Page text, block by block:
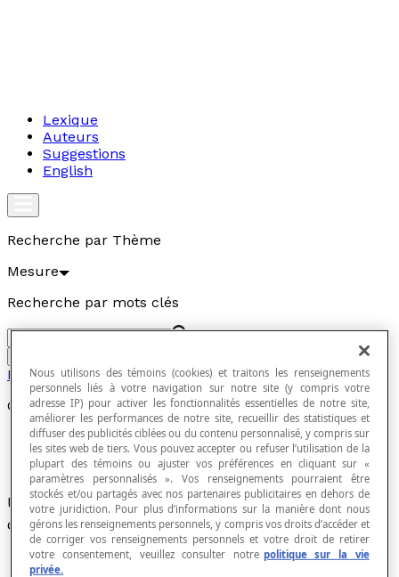
Lexique
Auteurs
Suggestions
English
Recherche par Thème
Mesure
Recherche par mots clés
Mesure
Centimètre cube
Unité devolumeégale à la mesure de l'espace
occupé par uncubede 1 cm par 1 cm par 1 cm.
Nous utilisons des témoins (cookies) et traitons les renseignements
personnels liés à votre navigation sur notre site (y compris votre
adresse IP) pour activer les fonctionnalités essentielles de notre site,
améliorer les performances de notre site, recueillir des statistiques et
diffuser des publicités ciblées ou du contenu personnalisé, y compris sur
les sites web de tiers. Vous pouvez accepter ou refuser l’utilisation de la
plupart des témoins ou ajuster vos préférences en cliquant sur «
paramètres personnalisés ». Vos renseignements pourraient être
stockés et/ou partagés avec nos partenaires publicitaires en dehors de
votre juridiction. Pour plus d’informations sur la manière dont nous
gérons les renseignements personnels, y compris vos droits d’accéder et
de corriger vos renseignements personnels et votre droit de retirer
votre consentement, veuillez consulter notre politique sur la vie
privée.